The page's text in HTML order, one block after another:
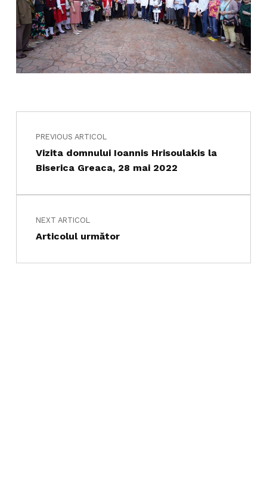
Skip back to main navigation
Navigare în articole
PREVIOUS ARTICOL
Vizita domnului Ioannis Hrisoulakis la
Biserica Greaca, 28 mai 2022
NEXT ARTICOL
Articolul următor